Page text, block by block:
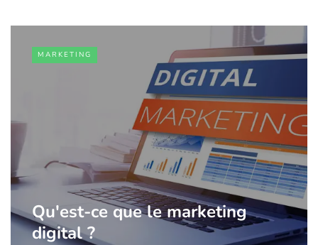
MARKETING
Qu'est-ce que le marketing
digital ?